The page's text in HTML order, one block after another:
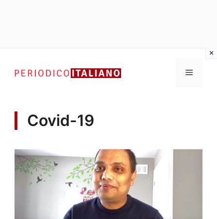
contenuto
Menu
Covid-19